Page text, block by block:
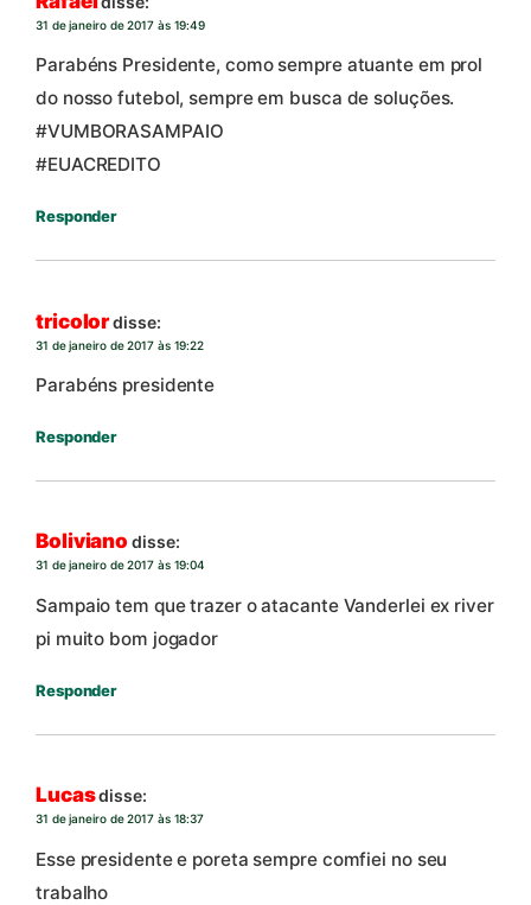
31 de janeiro de 2017 às 19:49
Parabéns Presidente, como sempre atuante em prol
do nosso futebol, sempre em busca de soluções.
#VUMBORASAMPAIO
#EUACREDITO
Responder
tricolordisse:
31 de janeiro de 2017 às 19:22
Parabéns presidente
Responder
Boliviano disse:
31 de janeiro de 2017 às 19:04
Sampaio tem que trazer o atacante Vanderlei ex river
pi muito bom jogador
Responder
Lucasdisse:
31 de janeiro de 2017 às 18:37
Esse presidente e poreta sempre comfiei no seu
trabalho